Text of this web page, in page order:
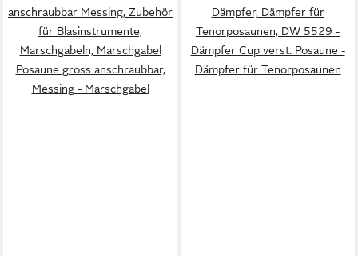
anschraubbar Messing, Zubehör
für Blasinstrumente,
Marschgabeln, Marschgabel
Posaune gross anschraubbar,
Messing - Marschgabel
Dämpfer, Dämpfer für
Tenorposaunen, DW 5529 -
Dämpfer Cup verst. Posaune -
Dämpfer für Tenorposaunen